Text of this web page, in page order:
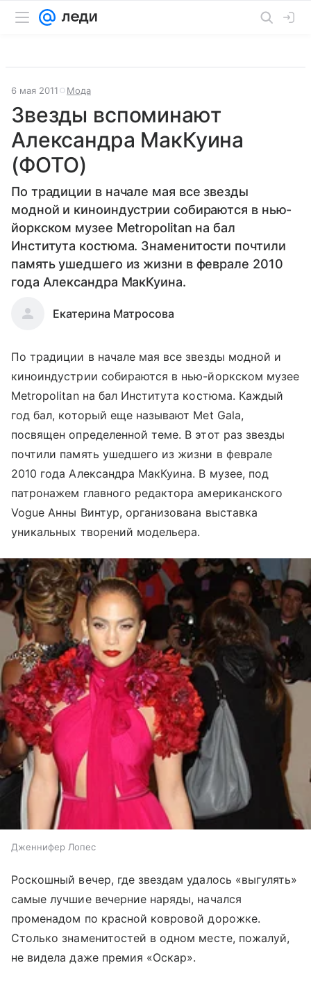
6 мая 2011 Мода
Звезды вспоминают
Александра МакКуина
(ФОТО)
По традиции в начале мая все звезды
модной и киноиндустрии собираются в нью-
йоркском музее Metropolitan на бал
Института костюма. Знаменитости почтили
память ушедшего из жизни в феврале 2010
года Александра МакКуина.
Екатерина Матросова
По традиции в начале мая все звезды модной и
киноиндустрии собираются в нью-йоркском музее
Metropolitan на бал Института костюма. Каждый
год бал, который еще называют Met Gala,
посвящен определенной теме. В этот раз звезды
почтили память ушедшего из жизни в феврале
2010 года Александра МакКуина. В музее, под
патронажем главного редактора американского
Vogue Анны Винтур, организована выставка
уникальных творений модельера.
Дженнифер Лопес
Роскошный вечер, где звездам удалось «выгулять»
самые лучшие вечерние наряды, начался
променадом по красной ковровой дорожке.
Столько знаменитостей в одном месте, пожалуй,
не видела даже премия «Оскар».